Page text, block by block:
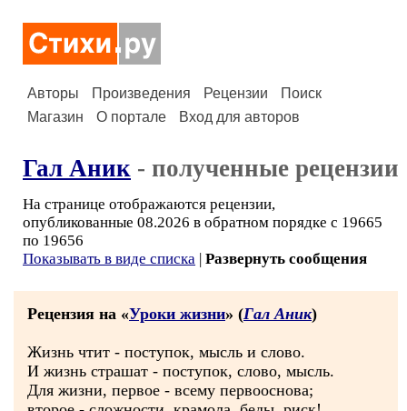
Авторы Произведения Рецензии
Поиск
Магазин
О портале Вход для авторов
Гал Аник - полученные рецензии
На странице отображаются рецензии,
опубликованные 08.2026 в обратном порядке с 19665
по 19656
Показывать в виде списка | Развернуть сообщения
Рецензия на «Уроки жизни» (Гал Аник)
Жизнь чтит - поступок, мысль и слово.
И жизнь страшат - поступок, слово, мысль.
Для жизни, первое - всему первооснова;